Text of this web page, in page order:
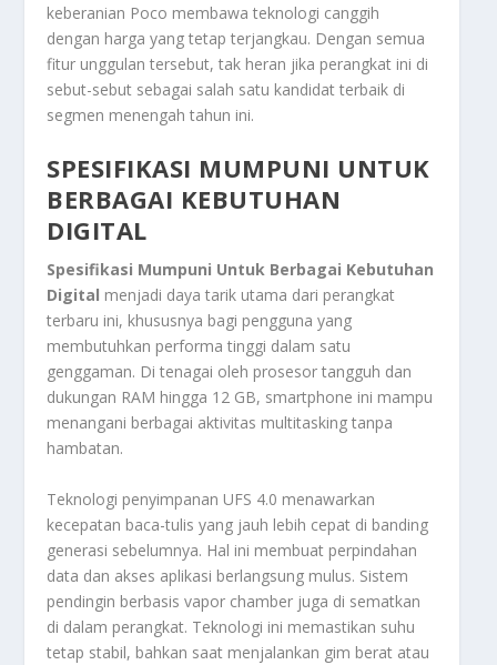
keberanian Poco membawa teknologi canggih
dengan harga yang tetap terjangkau. Dengan semua
fitur unggulan tersebut, tak heran jika perangkat ini di
sebut-sebut sebagai salah satu kandidat terbaik di
segmen menengah tahun ini.
SPESIFIKASI MUMPUNI UNTUK
BERBAGAI KEBUTUHAN
DIGITAL
Spesifikasi Mumpuni Untuk Berbagai Kebutuhan
Digital menjadi daya tarik utama dari perangkat
terbaru ini, khususnya bagi pengguna yang
membutuhkan performa tinggi dalam satu
genggaman. Di tenagai oleh prosesor tangguh dan
dukungan RAM hingga 12 GB, smartphone ini mampu
menangani berbagai aktivitas multitasking tanpa
hambatan.
Teknologi penyimpanan UFS 4.0 menawarkan
kecepatan baca-tulis yang jauh lebih cepat di banding
generasi sebelumnya. Hal ini membuat perpindahan
data dan akses aplikasi berlangsung mulus. Sistem
pendingin berbasis vapor chamber juga di sematkan
di dalam perangkat. Teknologi ini memastikan suhu
tetap stabil, bahkan saat menjalankan gim berat atau